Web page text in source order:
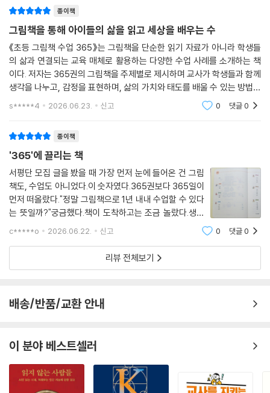
종이책
그림책을 통해 아이들의 삶을 읽고 세상을 배우는 수
《초등 그림책 수업 365》는 그림책을 단순한 읽기 자료가 아니라 학생들
의 삶과 연결되는 교육 매체로 활용하는 다양한 수업 사례를 소개하는 책
이다. 저자는 365권의 그림책을 주제별로 제시하며 교사가 학생들과 함께
생각을 나누고, 감정을 표현하며, 삶의 가치와 태도를 배울 수 있는 방법을
구체적으로 안내한다.이 책을 읽으며 가장 인상 깊었던 점은 그림책이 단
s*****4 2026.06.23. 신고 0 댓글0
종이책
'365'에 끌리는 책
서평단 모집 글을 봤을 때 가장 먼저 눈에 들어온 건 그림
책도, 수업도 아니었다.이 숫자였다.365권보다 365일이
먼저 떠올랐다."정말 그림책으로 1년 내내 수업할 수 있다
는 뜻일까?"궁금했다.책이 도착하고는 조금 놀랐다.생각
보다 두꺼웠다.1학년부터 6학년까지, 국어와 통합, 도덕,
보니 또 다른 생각이 들었다."어? 이게 뭐
c*****o 2026.06.22. 신고 0 댓글0
리뷰 전체보기
배송/반품/교환 안내
이 분야 베스트셀러